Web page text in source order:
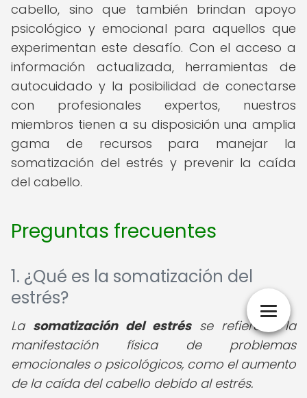
cabello, sino que también brindan apoyo
psicológico y emocional para aquellos que
experimentan este desafío. Con el acceso a
información actualizada, herramientas de
autocuidado y la posibilidad de conectarse
con profesionales expertos, nuestros
miembros tienen a su disposición una amplia
gama de recursos para manejar la
somatización del estrés y prevenir la caída
del cabello.
Preguntas frecuentes
1. ¿Qué es la somatización del
estrés?
La somatización del estrésse refiere a la
manifestación física de problemas
emocionales o psicológicos, como el aumento
de la caída del cabello debido al estrés.